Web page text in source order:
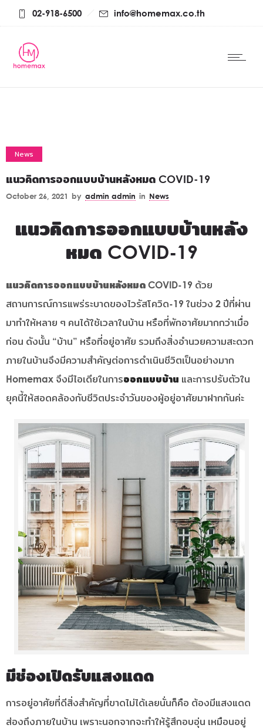
02-918-6500 info@homemax.co.th
News
แนวคิดการออกแบบบ้านหลังหมด COVID-19
October 26, 2021 by admin admin in News
แนวคิดการออกแบบบ้านหลัง
หมด COVID-19
แนวคิดการออกแบบบ้านหลังหมด COVID-19 ด้วย
สถานการณ์การแพร่ระบาดของไวรัสโควิด-19 ในช่วง 2 ปีที่ผ่าน
มาทำให้หลาย ๆ คนได้ใช้เวลาในบ้าน หรือที่พักอาศัยมากกว่าเมื่อ
ก่อน ดังนั้น “บ้าน” หรือที่อยู่อาศัย รวมถึงสิ่งอำนวยความสะดวก
ภายในบ้านจึงมีความสำคัญต่อการดำเนินชีวิตเป็นอย่างมาก
Homemax จึงมีไอเดียในการออกแบบบ้าน และการปรับตัวใน
ยุคนี้ให้สอดคล้องกับชีวิตประจำวันของผู้อยู่อาศัยมาฝากกันค่ะ
มีช่องเปิดรับแสงแดด
การอยู่อาศัยที่ดีสิ่งสำคัญที่ขาดไม่ได้เลยนั่นก็คือ ต้องมีแสงแดด
ส่องถึงภายในบ้าน เพราะนอกจากจะทำให้รู้สึกอบอุ่น เหมือนอยู่